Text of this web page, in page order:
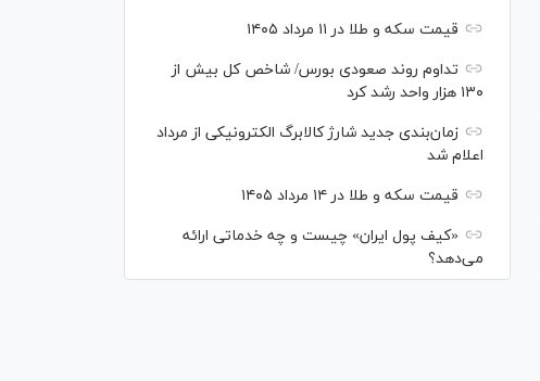
قیمت سکه و طلا در ۱۱ مرداد ۱۴۰۵
تداوم روند صعودی بورس/ شاخص کل بیش از
۱۳۰ هزار واحد رشد کرد
زمان‌بندی جدید شارژ کالابرگ الکترونیکی از مرداد
اعلام شد
قیمت سکه و طلا در ۱۴ مرداد ۱۴۰۵
«کیف پول ایران» چیست و چه خدماتی ارائه
می‌دهد؟